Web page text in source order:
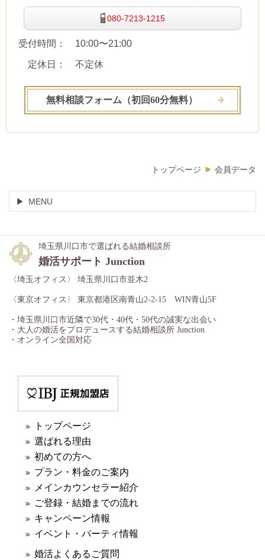
080-7213-1215
受付時間： 10:00〜21:00
定休日： 不定休
無料相談フォーム（初回60分無料）
トップページ 会員データ
MENU
埼玉県川口市で選ばれる結婚相談所
婚活サポート Junction
〈埼玉オフィス〉 埼玉県川口市並木2
〈東京オフィス〉 東京都港区南青山2-2-15 WIN青山5F
・埼玉県川口市近隣で30代・40代・50代の誠実な出会い
・大人の婚活をプロデュースする結婚相談所 Junction
・オンライン全国対応
トップページ
選ばれる理由
初めての方へ
プラン・料金のご案内
メインカウンセラー紹介
ご登録・結婚までの流れ
キャンペーン情報
イベント・パーティ情報
婚活よくあるご質問